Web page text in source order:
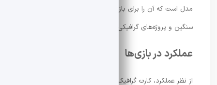
مدل است که آن را برای بازی‌های جدید با تکسچرهای
سنگین و پروژه‌های گرافیکی آینده‌محور مناسب می‌کند.
عملکرد در بازی‌ها